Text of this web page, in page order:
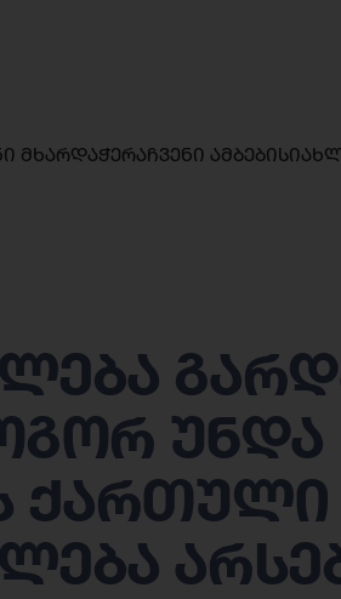
მხარდაჭერაჩვენი ამბები
უნდა
ქართული